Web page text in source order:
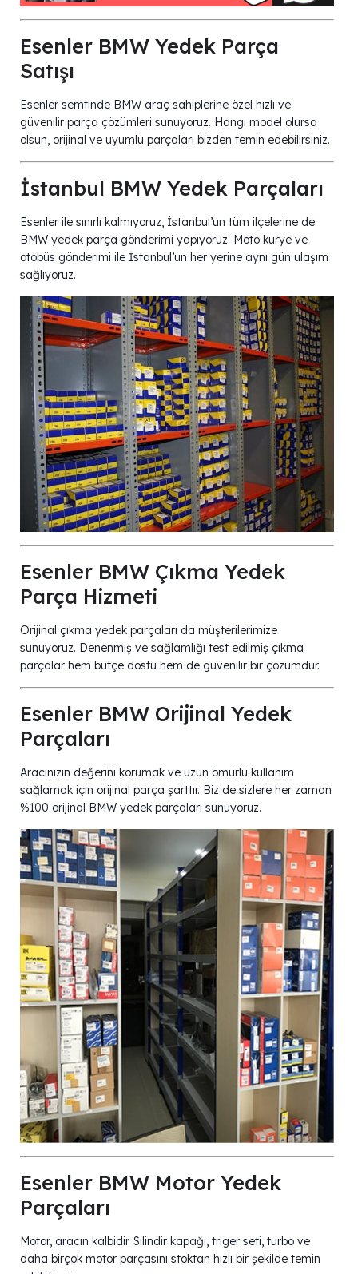
Esenler BMW Yedek Parça
Satışı
Esenler semtinde BMW araç sahiplerine özel hızlı ve
güvenilir parça çözümleri sunuyoruz. Hangi model olursa
olsun, orijinal ve uyumlu parçaları bizden temin edebilirsiniz.
İstanbul BMW Yedek Parçaları
Esenler ile sınırlı kalmıyoruz, İstanbul’un tüm ilçelerine de
BMW yedek parça gönderimi yapıyoruz. Moto kurye ve
otobüs gönderimi ile İstanbul’un her yerine aynı gün ulaşım
sağlıyoruz.
Esenler BMW Çıkma Yedek
Parça Hizmeti
Orijinal çıkma yedek parçaları da müşterilerimize
sunuyoruz. Denenmiş ve sağlamlığı test edilmiş çıkma
parçalar hem bütçe dostu hem de güvenilir bir çözümdür.
Esenler BMW Orijinal Yedek
Parçaları
Aracınızın değerini korumak ve uzun ömürlü kullanım
sağlamak için orijinal parça şarttır. Biz de sizlere her zaman
%100 orijinal BMW yedek parçaları sunuyoruz.
Esenler BMW Motor Yedek
Parçaları
Motor, aracın kalbidir. Silindir kapağı, triger seti, turbo ve
daha birçok motor parçasını stoktan hızlı bir şekilde temin